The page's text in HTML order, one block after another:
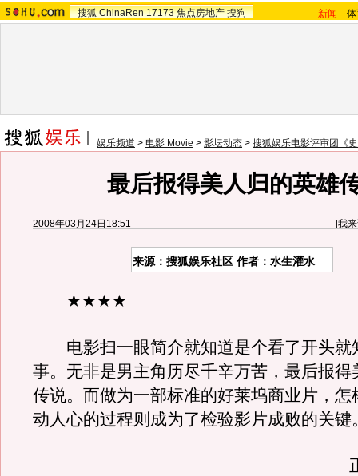
搜狐 ChinaRen 17173 焦点房地产 搜狗 新闻 -
娱乐频道 > 电影 Movie > 影坛动态 > 搜狐娱乐电影评审团《
最后报得美人归的英雄
2008年03月24日18:51 [我
来源：搜狐娱乐社区 作者：水生灌水
★★★★
电影扫一眼简介就知道是个看了开头就
事。无非是男主角历尽千辛万苦，最后报得
传说。而做为一部标准的好莱坞商业片，怎
动人心的过程则成为了检验影片成败的关键
正